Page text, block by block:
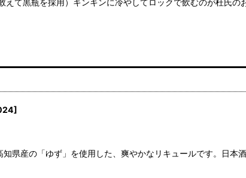
]
知県産の「ゆず」を使用した、爽やかなリキュールです。日